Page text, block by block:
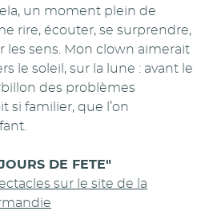
un moment plein de
rire, écouter, se surprendre,
les sens. Mon clown aimerait
le soleil, sur la lune : avant le
des problèmes
si familier, que l’on
DE FETE"
sur le site de la